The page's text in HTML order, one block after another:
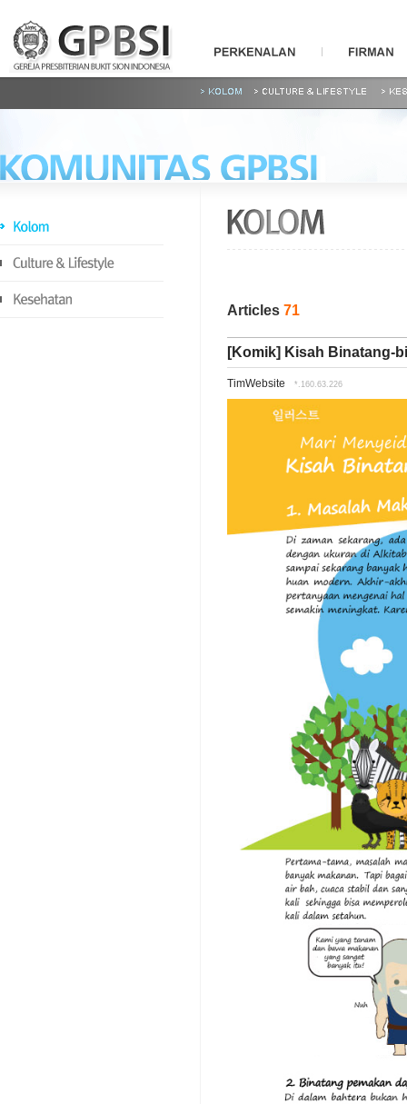
Articles 71
[Komik] Kisah Binatang-
TimWebsite *.160.63.226